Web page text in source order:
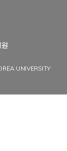
UNIVERSITY